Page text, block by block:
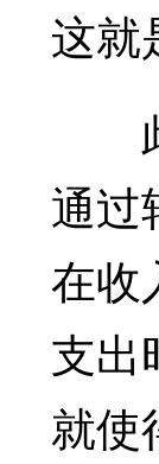
这就
此
通过
在收
支出
就使